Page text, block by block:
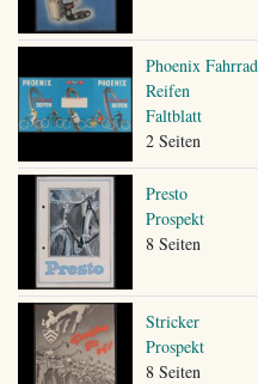
Phoenix Fahrrad
Reifen
Faltblatt
2 Seiten
Presto
Prospekt
8 Seiten
Stricker
Prospekt
8 Seiten